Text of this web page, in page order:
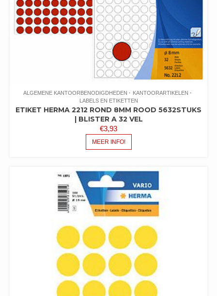
ALGEMENE KANTOORBENODIGDHEDEN
KANTOORARTIKELEN
LABELS EN ETIKETTEN
ETIKET HERMA 2212 ROND 8MM ROOD 5632STUKS
| BLISTER A 32 VEL
€3,93
MEER INFO!